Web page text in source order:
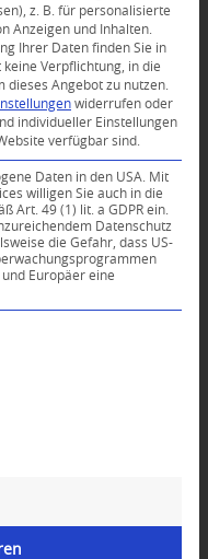
z. B. für personalisierte
Anzeigen und Inhalten.
Ihrer Daten finden Sie in
keine Verpflichtung, in die
Angebot zu nutzen.
widerrufen oder
individueller Einstellungen
verfügbar sind.
Daten in den USA. Mit
willigen Sie auch in die
Art. 49 (1) lit. a GDPR ein.
Datenschutz
die Gefahr, dass US-
Europäer eine
Gruppen, für die